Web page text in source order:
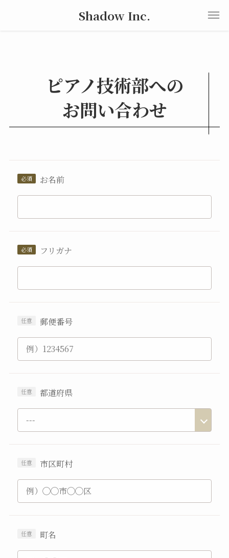
Shadow Inc.
ピアノ技術部への
お問い合わせ
お名前
フリガナ
郵便番号
都道府県
市区町村
町名